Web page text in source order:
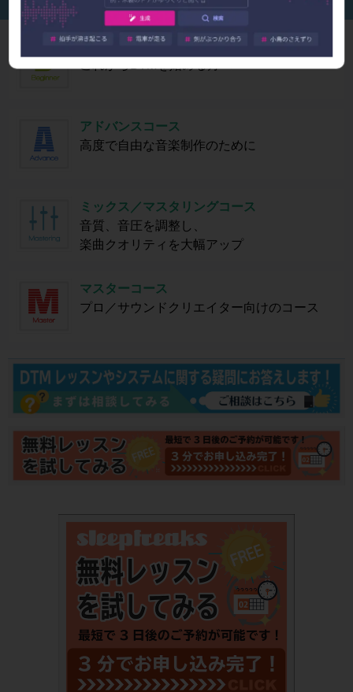
一人一人に合わせた幅広いレッスン内容をご提供いたします
ビギナーコース
これからDTMを始める方へ
アドバンスコース
高度で自由な音楽制作のために
ミックス／マスタリングコース
音質、音圧を調整し、
楽曲クオリティを大幅アップ
マスターコース
プロ／サウンドクリエイター向けのコース